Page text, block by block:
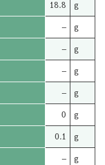
18.8 g
– g
– g
– g
– g
0 g
0.1 g
– g